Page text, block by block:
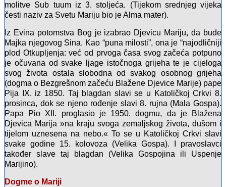
molitve Sub tuum iz 3. stoljeća. (Tijekom srednjeg vijeka
česti naziv za Svetu Mariju bio je Alma mater).
Iz Evina potomstva Bog je izabrao Djevicu Mariju, da bude
Majka njegovog Sina. Kao “puna milosti”, ona je “najodličniji
plod Otkupljenja: već od prvoga časa svog začeća potpuno
je očuvana od svake ljage istočnoga grijeha te je cijeloga
svog života ostala slobodna od svakog osobnog grijeha
(dogma o Bezgrešnom začeću Blažene Djevice Marije) pape
Pija IX. iz 1850. Taj blagdan slavi se u Katoličkoj Crkvi 8.
prosinca, dok se njeno rođenje slavi 8. rujna (Mala Gospa).
Papa Pio XII. proglasio je 1950. dogmu, da je Blažena
Djevica Marija »na kraju svoga zemaljskog života, dušom i
tijelom uznesena na nebo.« To se u Katoličkoj Crkvi slavi
svake godine 15. kolovoza (Velika Gospa). I pravoslavci
također slave taj blagdan (Velika Gospojina ili Uspenje
Marijino).
Dogme o Mariji